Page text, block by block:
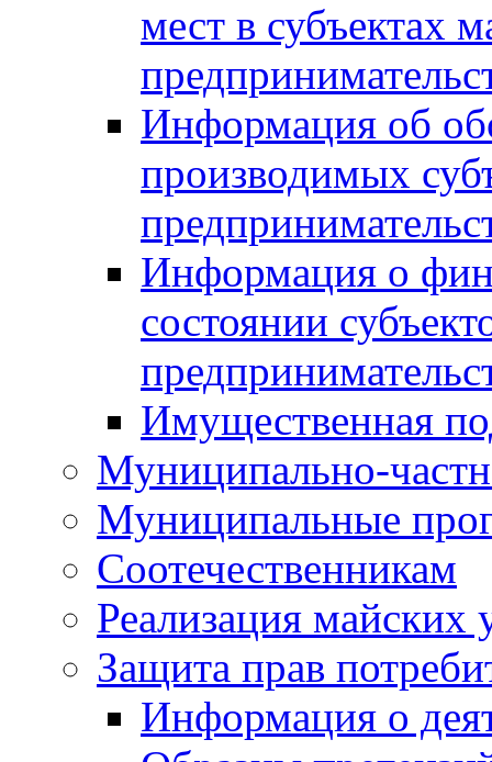
мест в субъектах
Информация об
производимых
Информация о
состоянии
Имущественная
Муниципально-
Муниципальные
Соотечественникам
Реализация майских
Защита прав
Информация о